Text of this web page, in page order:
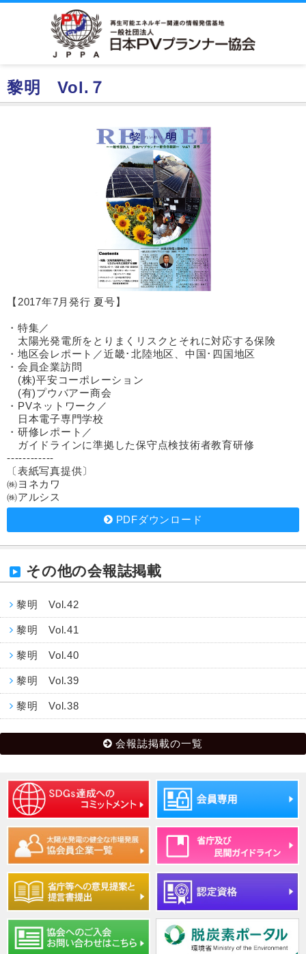
黎明 Vol.７
【2017年7月発行 夏号】
・特集／
太陽光発電所をとりまくリスクとそれに対応する保険
・地区会レポート／近畿･北陸地区、中国･四国地区
・会員企業訪問
(株)平安コーポレーション
(有)プウバアー商会
・PVネットワーク／
日本電子専門学校
・研修レポート／
ガイドラインに準拠した保守点検技術者教育研修
------------
〔表紙写真提供〕
㈱ヨネカワ
㈱アルシス
PDFダウンロード
その他の会報誌掲載
黎明 Vol.42
黎明 Vol.41
黎明 Vol.40
黎明 Vol.39
黎明 Vol.38
会報誌掲載の一覧